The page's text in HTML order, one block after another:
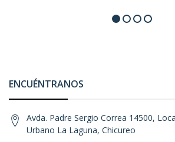
ENCUÉNTRANOS
Avda. Padre Sergio Correa 14500,
Urbano La Laguna, Chicureo